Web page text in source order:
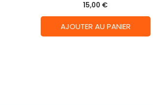
15,00 €
AJOUTER AU PANIER